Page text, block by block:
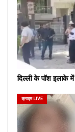
दिल्ली के पॉश इलाके
क्राइम LIVE